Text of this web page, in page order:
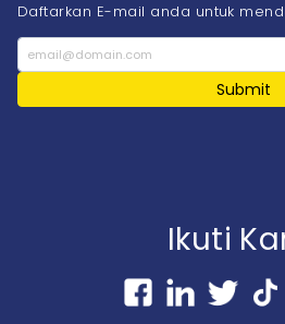
Daftarkan E-mail anda untuk
Submit
Ikuti